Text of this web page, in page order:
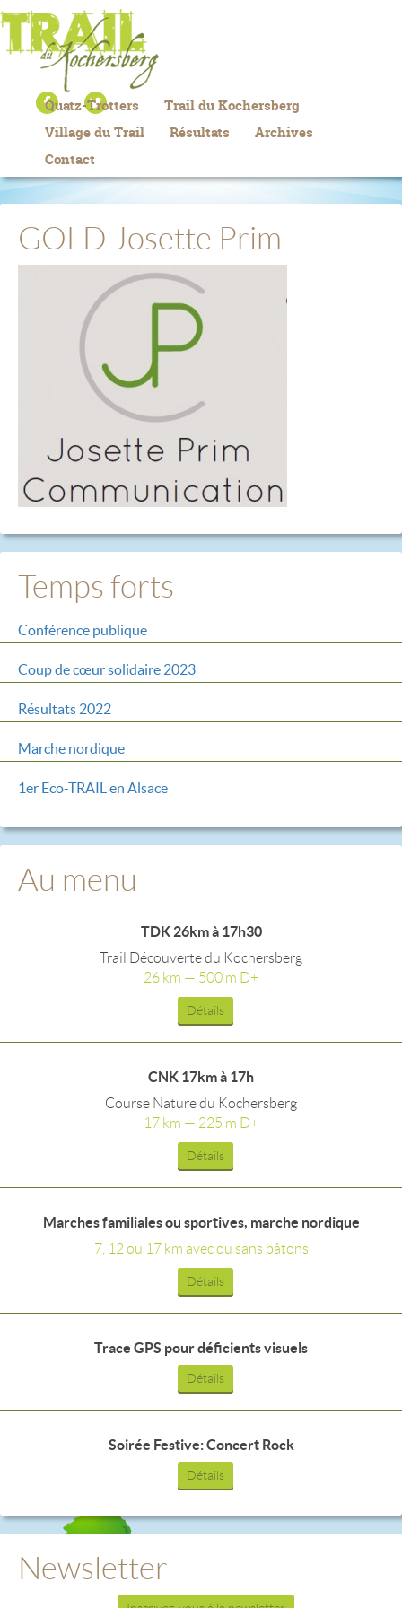
Quatz-Trotters
Trail du Kochersberg
Village du Trail
Résultats
Archives
Contact
GOLD Josette Prim
Temps forts
Conférence publique
Coup de cœur solidaire 2023
Résultats 2022
Marche nordique
1er Eco-TRAIL en Alsace
Au menu
TDK 26km à 17h30
Trail Découverte du Kochersberg
26 km — 500 m D+
Détails
CNK 17km à 17h
Course Nature du Kochersberg
17 km — 225 m D+
Détails
Marches familiales ou sportives, marche nordique
7, 12 ou 17 km avec ou sans bâtons
Détails
Trace GPS pour déficients visuels
Détails
Soirée Festive: Concert Rock
Détails
Newsletter